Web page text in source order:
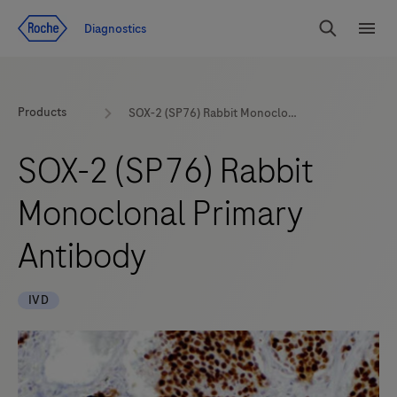
Diagnostics
Suchen
Products SOX-2 (SP76) Rabbit Monoclonal Primary Antibody
SOX-2 (SP76) Rabbit
Monoclonal Primary
Antibody
IVD